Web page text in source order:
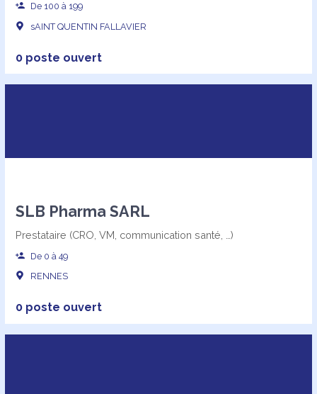
De 100 à 199
sAINT QUENTIN FALLAVIER
0 poste ouvert
SLB Pharma SARL
Prestataire (CRO, VM, communication santé, …)
De 0 à 49
RENNES
0 poste ouvert